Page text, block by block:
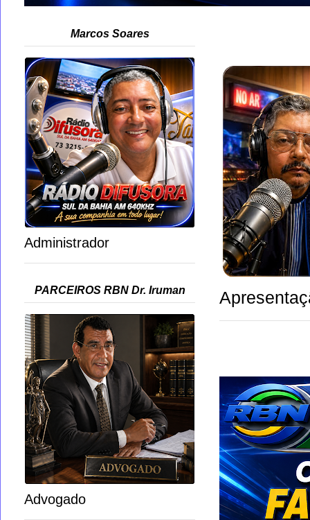
Marcos Soares
Administrador
PARCEIROS RBN Dr. Iruman
Advogado